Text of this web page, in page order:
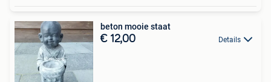
beton mooie staat
€ 12,00 Details